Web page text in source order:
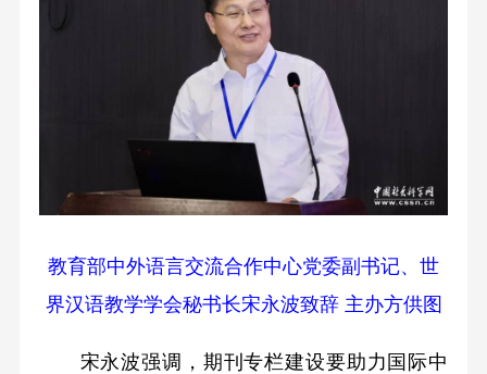
教育部中外语言交流合作中心党委副书记、世
界汉语教学学会秘书长宋永波致辞 主办方供图
宋永波强调，期刊专栏建设要助力国际中